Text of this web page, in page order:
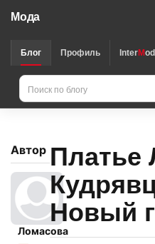
Мода
Блог Профиль InterM
Автор
Ломасова
Платье
Новый